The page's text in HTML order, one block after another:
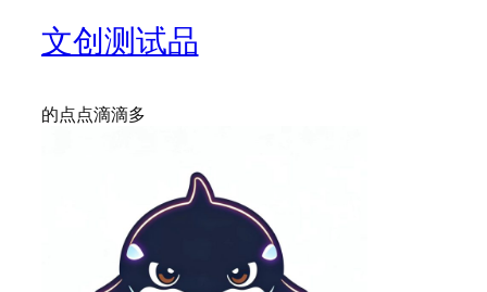
文创测试品
的点点滴滴多